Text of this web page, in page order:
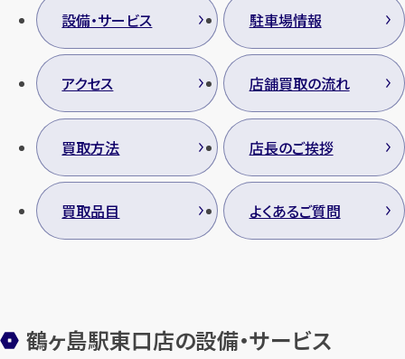
設備・サービス 駐車場情報
アクセス 店舗買取の流れ
買取方法 店長のご挨拶
買取品目 よくあるご質問
鶴ヶ島駅東口店の設備・サービス